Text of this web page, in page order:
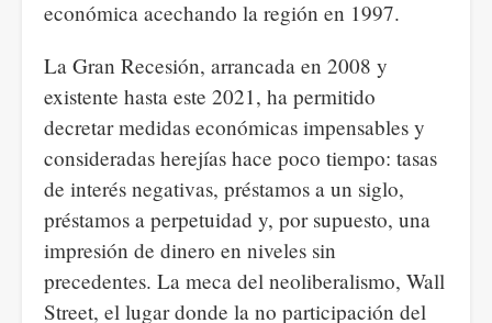
económica acechando la región en 1997.
La Gran Recesión, arrancada en 2008 y
existente hasta este 2021, ha permitido
decretar medidas económicas impensables y
consideradas herejías hace poco tiempo: tasas
de interés negativas, préstamos a un siglo,
préstamos a perpetuidad y, por supuesto, una
impresión de dinero en niveles sin
precedentes. La meca del neoliberalismo, Wall
Street, el lugar donde la no participación del